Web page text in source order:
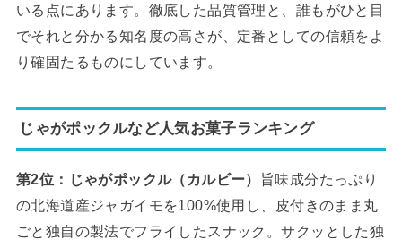
いる点にあります。徹底した品質管理と、誰もがひと目
でそれと分かる知名度の高さが、定番としての信頼をよ
り確固たるものにしています。
じゃがポックルなど人気お菓子ランキング
第2位：じゃがポックル（カルビー）
旨味成分たっぷり
の北海道産ジャガイモを100%使用し、皮付きのまま丸
ごと独自の製法でフライしたスナック。サクッとした独